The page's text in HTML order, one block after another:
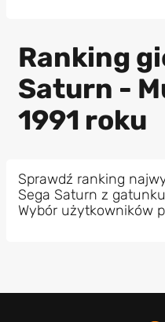
Ranking
Saturn -
1991 roku
Sprawdź ranking
Sega Saturn z
Wybór użytkowników